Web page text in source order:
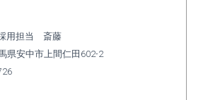
担当 斎藤
中市上間仁田602-2